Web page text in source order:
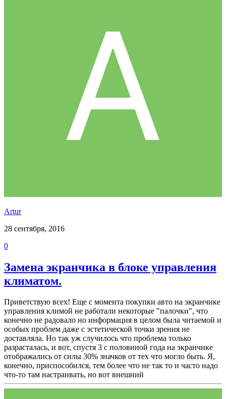
Аrtur
28 сентября, 2016
0
Замена экранчика в блоке управления
климатом.
Приветствую всех! Еще с момента покупки авто на экранчике
управления климой не работали некоторые "палочки", что
конечно не радовало но информация в целом была читаемой и
особых проблем даже с эстетической точки зрения не
доставляла. Но так уж случилось что проблема только
разрасталась, и вот, спустя 3 с половиной года на экранчике
отображались от силы 30% значков от тех что могло быть. Я,
конечно, приспособился, тем более что не так то и часто надо
что-то там настраивать, но вот внешний